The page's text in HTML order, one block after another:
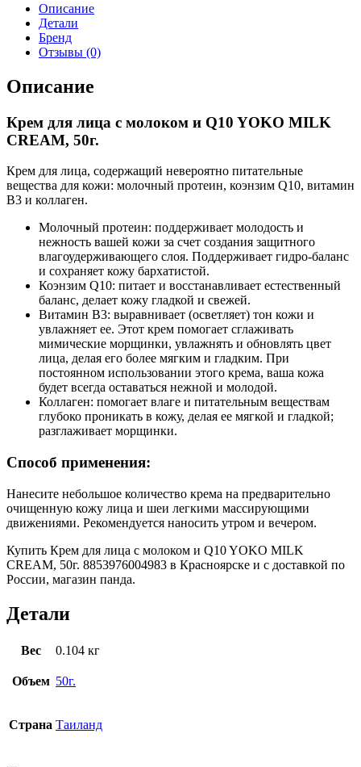
Описание
Детали
Бренд
Отзывы (0)
Описание
Крем для лица с молоком и Q10 YOKO MILK
CREAM, 50г.
Крем для лица, содержащий невероятно питательные
вещества для кожи: молочный протеин, коэнзим Q10, витамин
B3 и коллаген.
Молочный протеин: поддерживает молодость и
нежность вашей кожи за счет создания защитного
влагоудерживающего слоя. Поддерживает гидро-баланс
и сохраняет кожу бархатистой.
Коэнзим Q10: питает и восстанавливает естественный
баланс, делает кожу гладкой и свежей.
Витамин В3: выравнивает (осветляет) тон кожи и
увлажняет ее. Этот крем помогает сглаживать
мимические морщинки, увлажнять и обновлять цвет
лица, делая его более мягким и гладким. При
постоянном использовании этого крема, ваша кожа
будет всегда оставаться нежной и молодой.
Коллаген: помогает влаге и питательным веществам
глубоко проникать в кожу, делая ее мягкой и гладкой;
разглаживает морщинки.
Способ применения:
Нанесите небольшое количество крема на предварительно
очищенную кожу лица и шеи легкими массирующими
движениями. Рекомендуется наносить утром и вечером.
Купить Крем для лица с молоком и Q10 YOKO MILK
CREAM, 50г. 8853976004983 в Красноярске и с доставкой по
России, магазин панда.
Детали
Вес 0.104 кг
Объем 50г.
Страна Таиланд